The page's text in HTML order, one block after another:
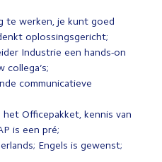
te werken, je kunt goed
oplossingsgericht;
Industrie een hands-on
communicatieve
Officepakket, kennis van
is een pré;
Engels is gewenst;